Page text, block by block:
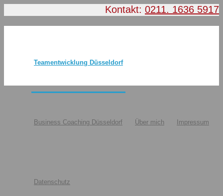
Kontakt: 0211. 1636 5917
Teamentwicklung Düsseldorf
Business Coaching Düsseldorf Über mich Impressum
Datenschutz